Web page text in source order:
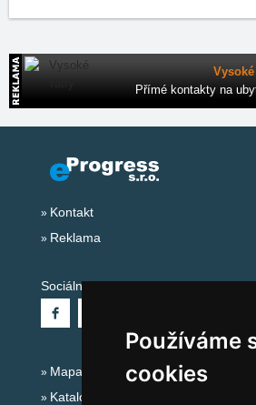
Používáme
cookies
Přímé kontakty na
Kontakt
Reklama
Sociální sítě:
Mapa serveru Alpy - Rakousko
Katalog ubytování